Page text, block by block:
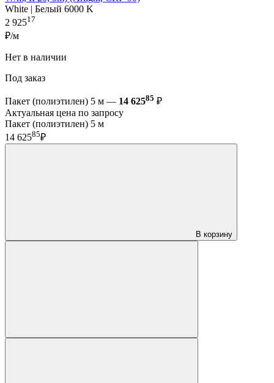
White | Белый 6000 K
2 92517
₽/м
Нет в наличии
Под заказ
Пакет (полиэтилен) 5 м — 14 62585 ₽
Актуальная цена по запросу
Пакет (полиэтилен) 5 м
14 62585₽
В корзину